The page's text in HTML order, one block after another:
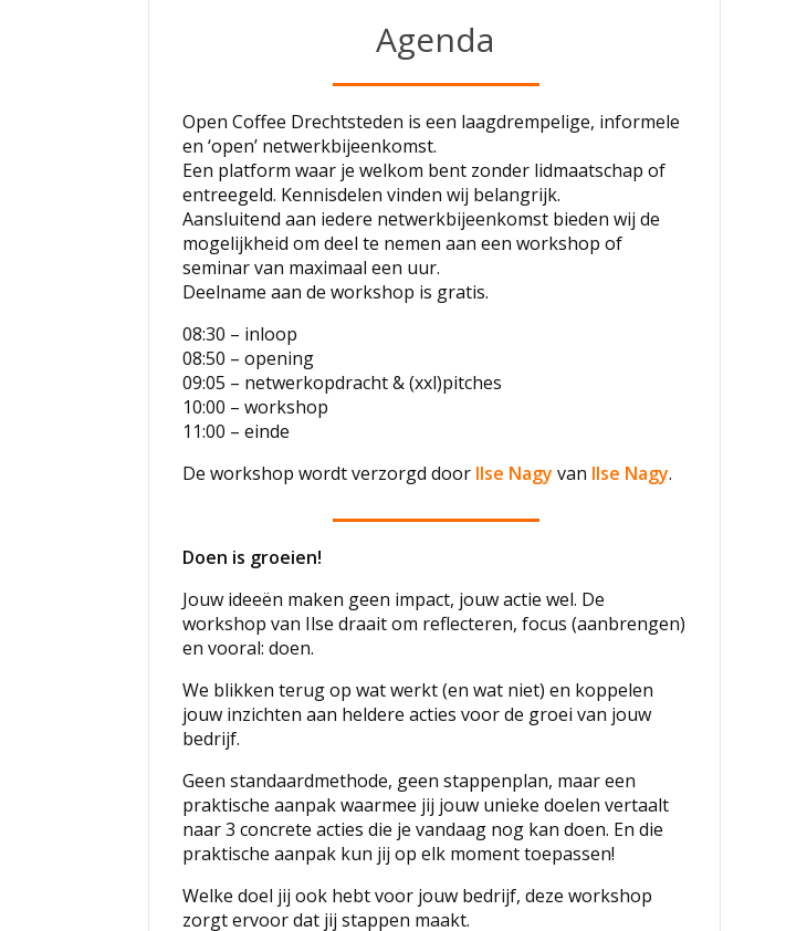
Agenda
Open Coffee Drechtsteden is een laagdrempelige, informele
en ‘open’ netwerkbijeenkomst.
Een platform waar je welkom bent zonder lidmaatschap of
entreegeld. Kennisdelen vinden wij belangrijk.
Aansluitend aan iedere netwerkbijeenkomst bieden wij de
mogelijkheid om deel te nemen aan een workshop of
seminar van maximaal een uur.
Deelname aan de workshop is gratis.
08:30 – inloop
08:50 – opening
09:05 – netwerkopdracht & (xxl)pitches
10:00 – workshop
11:00 – einde
De workshop wordt verzorgd door Ilse Nagy van Ilse Nagy.
Doen is groeien!
Jouw ideeën maken geen impact, jouw actie wel. De
workshop van Ilse draait om reflecteren, focus (aanbrengen)
en vooral: doen.
We blikken terug op wat werkt (en wat niet) en koppelen
jouw inzichten aan heldere acties voor de groei van jouw
bedrijf.
Geen standaardmethode, geen stappenplan, maar een
praktische aanpak waarmee jij jouw unieke doelen vertaalt
naar 3 concrete acties die je vandaag nog kan doen. En die
praktische aanpak kun jij op elk moment toepassen!
Welke doel jij ook hebt voor jouw bedrijf, deze workshop
zorgt ervoor dat jij stappen maakt.